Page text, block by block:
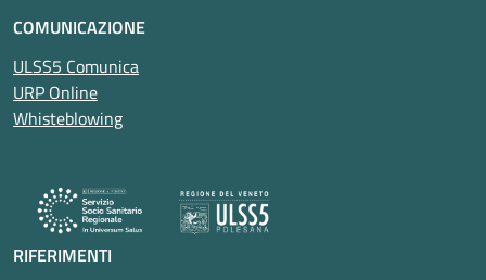
COMUNICAZIONE
ULSS5 Comunica
URP Online
Whisteblowing
RIFERIMENTI